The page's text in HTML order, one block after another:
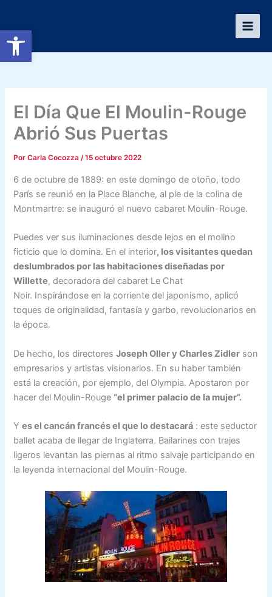
Abrir barra de herramientas
contenido
El Día Que El Moulin-Rouge
Abrió Sus Puertas
PorCarla Cocozza/15 octubre 2022
6 de octubre de 1889: en este domingo de otoño, todo
París se reunió en la Place Blanche, al pie de la colina de
Montmartre: se inauguró el nuevo cabaret Moulin-Rouge.
Puedes ver sus iluminaciones desde lejos en el molino
ficticio que lo domina. En el interior, los visitantes quedan
deslumbrados por las habitaciones diseñadas por
Willette, decoradora del cabaret Le Chat
Noir. Inspirándose en la corriente del japonismo, aplicó
toques de originalidad, fantasía y garbo, revolucionarios en
la época.
De hecho, los directoresJoseph Oller y Charles Zidler son
empresarios y artistas visionarios. En su haber también
está la creación, por ejemplo, del Olympia. Apostaron por
hacer del Moulin-Rouge “el primer palacio de la mujer”.
Yes el cancán francés el que lo destacará : este seductor
ballet acaba de llegar de Inglaterra. Bailarines con trajes
ligeros levantan las piernas al ritmo salvaje participando en
la leyenda internacional del Moulin-Rouge.